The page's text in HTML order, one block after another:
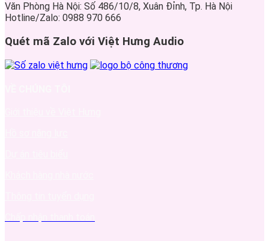
Văn Phòng Hà Nội: Số 486/10/8, Xuân Đỉnh, Tp. Hà Nội
Hotline/Zalo: 0988 970 666
Quét mã Zalo với Việt Hưng Audio